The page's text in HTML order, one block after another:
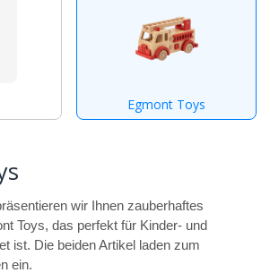
Egmont Toys
wir Ihnen zauberhaftes
Toys, das perfekt für Kinder- und
ist. Die beiden Artikel laden zum
ein.